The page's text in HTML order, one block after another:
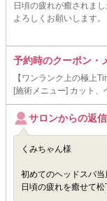
日頃の疲れが癒されま
よろしくお願いします。
予約時のクーポン・
【ワンランク上の極上
[施術メニュー] カット、
サロンからの返
くみちゃん様
初めてのヘッドスパ
日頃の疲れを癒せて